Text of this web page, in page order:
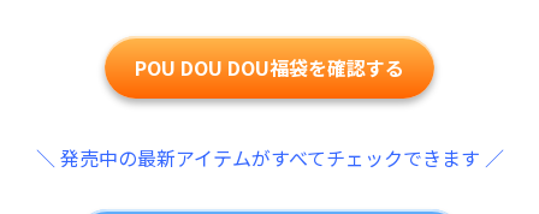
POU DOU DOU福袋を確認する
＼ 発売中の最新アイテムがすべてチェックできます ／